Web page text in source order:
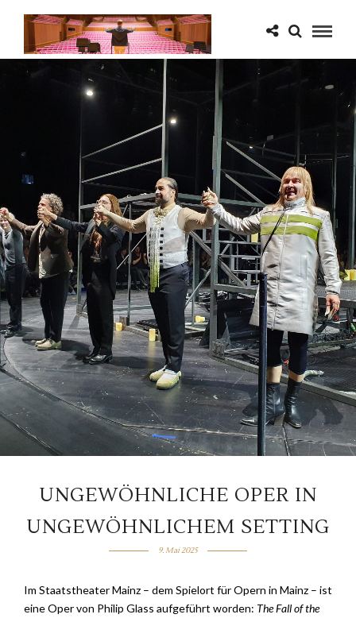
UNGEWÖHNLICHE OPER IN
UNGEWÖHNLICHEM SETTING
9. Mai 2025
Im Staatstheater Mainz – dem Spielort für Opern in Mainz – ist
eine Oper von Philip Glass aufgeführt worden: The Fall of the